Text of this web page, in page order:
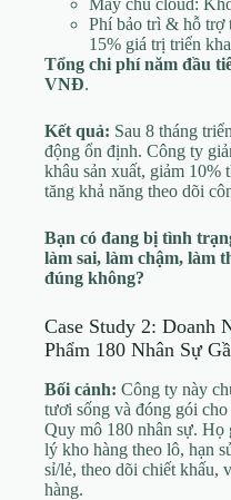
Máy chủ cloud:
Phí bảo trì & hỗ trợ
15% giá trị triển
Tổng chi phí năm đầu
VNĐ.
Kết quả: Sau 8 tháng
động ổn định. Công ty
khâu sản xuất, giảm 10%
tăng khả năng theo dõi
Bạn có đang bị tình
làm sai, làm chậm, làm
đúng không?
Case Study 2: Doanh
Phẩm 180 Nhân Sự
Bối cảnh: Công ty này
tươi sống và đóng gói
Quy mô 180 nhân sự. Họ
lý kho hàng theo lô, hạn
sỉ/lẻ, theo dõi chiết khấu,
hàng.